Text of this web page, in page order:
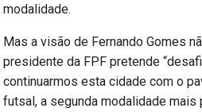
modalidade.
Mas a visão de Fernando Gomes
presidente da FPF pretende
continuarmos esta cidade com o
futsal, a segunda modalidade mais